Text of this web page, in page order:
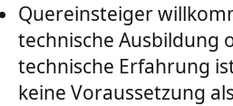
Quereinsteiger
technische Ausbildung
technische Erfahrung
keine Voraussetzung